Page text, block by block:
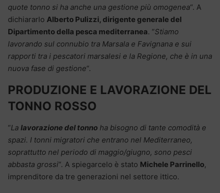
quote tonno si ha anche una gestione più omogenea“. A
dichiararlo Alberto Pulizzi, dirigente generale del
Dipartimento della pesca mediterranea. “Stiamo
lavorando sul connubio tra Marsala e Favignana e sui
rapporti tra i pescatori marsalesi e la Regione, che è in una
nuova fase di gestione“.
PRODUZIONE E LAVORAZIONE DEL
TONNO ROSSO
“La lavorazione del tonno ha bisogno di tante comodità e
spazi. I tonni migratori che entrano nel Mediterraneo,
soprattutto nel periodo di maggio/giugno, sono pesci
abbasta grossi“. A spiegarcelo è stato Michele Parrinello,
imprenditore da tre generazioni nel settore ittico.